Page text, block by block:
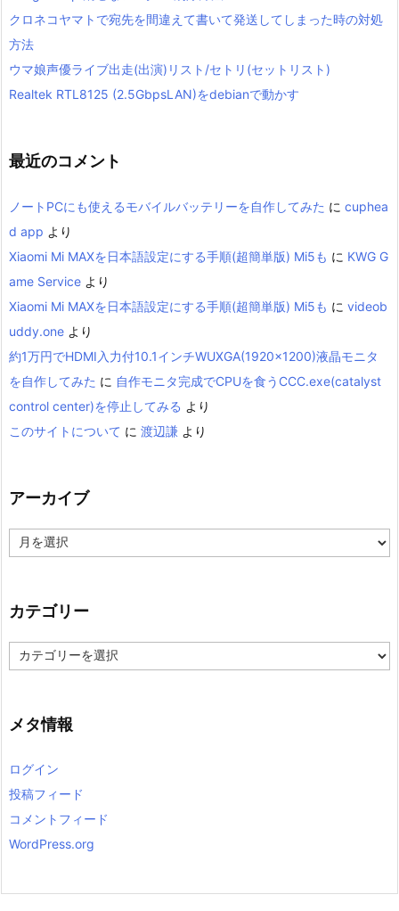
クロネコヤマトで宛先を間違えて書いて発送してしまった時の対処
方法
ウマ娘声優ライブ出走(出演)リスト/セトリ(セットリスト)
Realtek RTL8125 (2.5GbpsLAN)をdebianで動かす
最近のコメント
ノートPCにも使えるモバイルバッテリーを自作してみた に cuphea
d app より
Xiaomi Mi MAXを日本語設定にする手順(超簡単版) Mi5も に KWG G
ame Service より
Xiaomi Mi MAXを日本語設定にする手順(超簡単版) Mi5も に videob
uddy.one より
約1万円でHDMI入力付10.1インチWUXGA(1920×1200)液晶モニタ
を自作してみた に 自作モニタ完成でCPUを食うCCC.exe(catalyst
control center)を停止してみる より
このサイトについて に 渡辺謙 より
アーカイブ
ー
ブ
カテゴリー
テ
ー
メタ情報
ログイン
投稿フィード
コメントフィード
WordPress.org